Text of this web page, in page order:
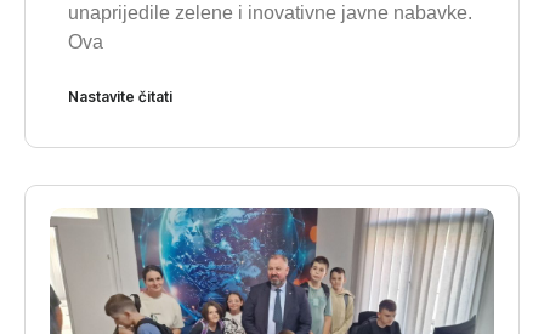
unaprijedile zelene i inovativne javne nabavke.
Ova
Nastavite čitati